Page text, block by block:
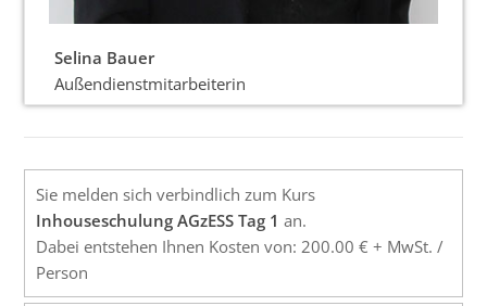
Selina Bauer
Außendienstmitarbeiterin
Sie melden sich verbindlich zum Kurs
Inhouseschulung AGzESS Tag 1 an.
Dabei entstehen Ihnen Kosten von: 200.00 € + MwSt. /
Person